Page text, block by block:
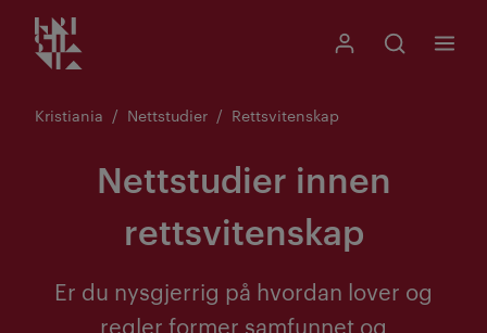
Gå
til
Kristiania logo
Mitt Kristiania
Åpne søk
Søk
Meny
Kristiania Nettstudier Rettsvitenskap
Nettstudier innen
rettsvitenskap
Er du nysgjerrig på hvordan lover og
regler former samfunnet og